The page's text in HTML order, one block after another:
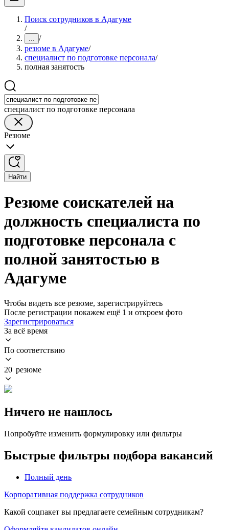
Поиск сотрудников в Адагуме
/
... /
резюме в Адагуме/
специалист по подготовке персонала/
полная занятость
специалист по подготовке персонала
Резюме
Найти
Резюме соискателей на
должность специалиста по
подготовке персонала с
полной занятостью в
Адагуме
Чтобы видеть все резюме, зарегистрируйтесь
После регистрации покажем ещё 1 и откроем фото
Зарегистрироваться
За всё время
По соответствию
20 резюме
Ничего не нашлось
Попробуйте изменить формулировку или фильтры
Быстрые фильтры подбора вакансий
Полный день
Корпоративная поддержка сотрудников
Какой соцпакет вы предлагаете семейным сотрудникам?